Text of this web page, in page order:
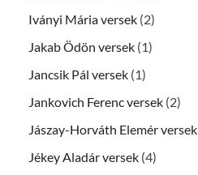
Iványi Mária versek (2)
Jakab Ödön versek (1)
Jancsik Pál versek (1)
Jankovich Ferenc versek (2)
Jászay-Horváth Elemér versek
Jékey Aladár versek (4)